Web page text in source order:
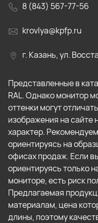
8 (843) 567-77-56
krovlya@kpfp.ru
г. Казань, ул.
Представленные в
RAL. Однако монитор
оттенки могут
изображения на
характер.
ориентируясь на
офисах продаж. Если
ориентируясь только
мониторе, есть риск
Предлагаемая
материалам, цена
длины, поэтому